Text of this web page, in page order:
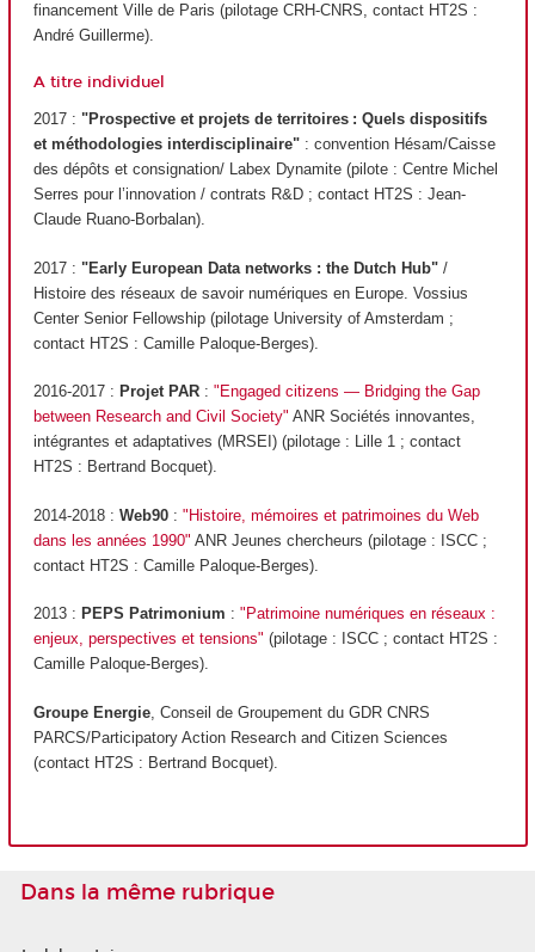
financement Ville de Paris (pilotage CRH-CNRS, contact HT2S :
André Guillerme).
A titre individuel
2017 : "Prospective et projets de territoires : Quels dispositifs
et méthodologies interdisciplinaire" : convention Hésam/Caisse
des dépôts et consignation/ Labex Dynamite (pilote : Centre Michel
Serres pour l’innovation / contrats R&D ; contact HT2S : Jean-
Claude Ruano-Borbalan).
2017 : "Early European Data networks : the Dutch Hub" /
Histoire des réseaux de savoir numériques en Europe. Vossius
Center Senior Fellowship (pilotage University of Amsterdam ;
contact HT2S : Camille Paloque-Berges).
2016-2017 : Projet PAR : "Engaged citizens — Bridging the Gap
between Research and Civil Society" ANR Sociétés innovantes,
intégrantes et adaptatives (MRSEI) (pilotage : Lille 1 ; contact
HT2S : Bertrand Bocquet).
2014-2018 : Web90 : "Histoire, mémoires et patrimoines du Web
dans les années 1990" ANR Jeunes chercheurs (pilotage : ISCC ;
contact HT2S : Camille Paloque-Berges).
2013 : PEPS Patrimonium : "Patrimoine numériques en réseaux :
enjeux, perspectives et tensions" (pilotage : ISCC ; contact HT2S :
Camille Paloque-Berges).
Groupe Energie , Conseil de Groupement du GDR CNRS
PARCS/Participatory Action Research and Citizen Sciences
(contact HT2S : Bertrand Bocquet).
Dans la même rubrique